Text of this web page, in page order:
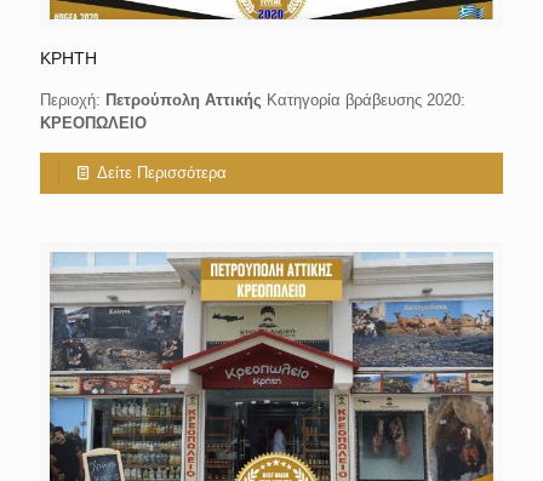
ΚΡΗΤΗ
Περιοχή: Πετρούπολη Αττικής Κατηγορία βράβευσης 2020:
ΚΡΕΟΠΩΛΕΙΟ
Δείτε Περισσότερα